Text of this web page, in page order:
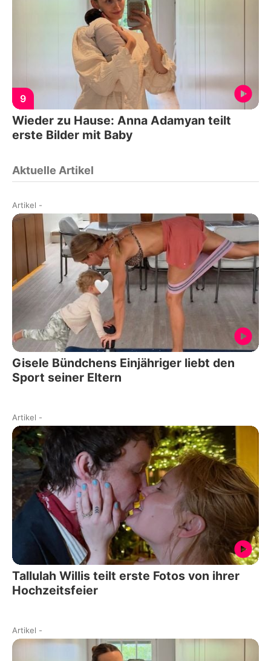
9
Wieder zu Hause: Anna Adamyan teilt
erste Bilder mit Baby
Aktuelle Artikel
Artikel -
Gisele Bündchens Einjähriger liebt den
Sport seiner Eltern
Artikel -
Tallulah Willis teilt erste Fotos von ihrer
Hochzeitsfeier
Artikel -